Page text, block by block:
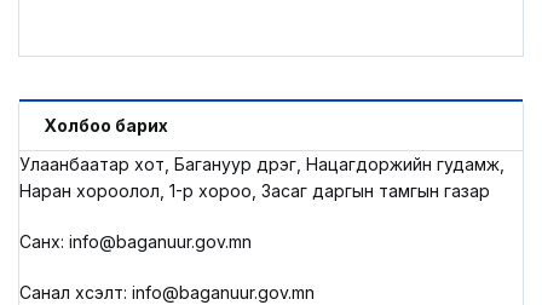
Холбоо барих
Улаанбаатар хот, Багануур дүүрэг, Нацагдоржийн гудамж,
Наран хороолол, 1-р хороо, Засаг даргын тамгын газар
Санхүү: info@baganuur.gov.mn
Санал хүсэлт: info@baganuur.gov.mn